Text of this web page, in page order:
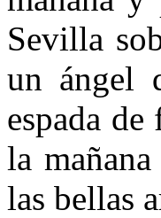
Sevilla
un ángel
espada
la
las bellas